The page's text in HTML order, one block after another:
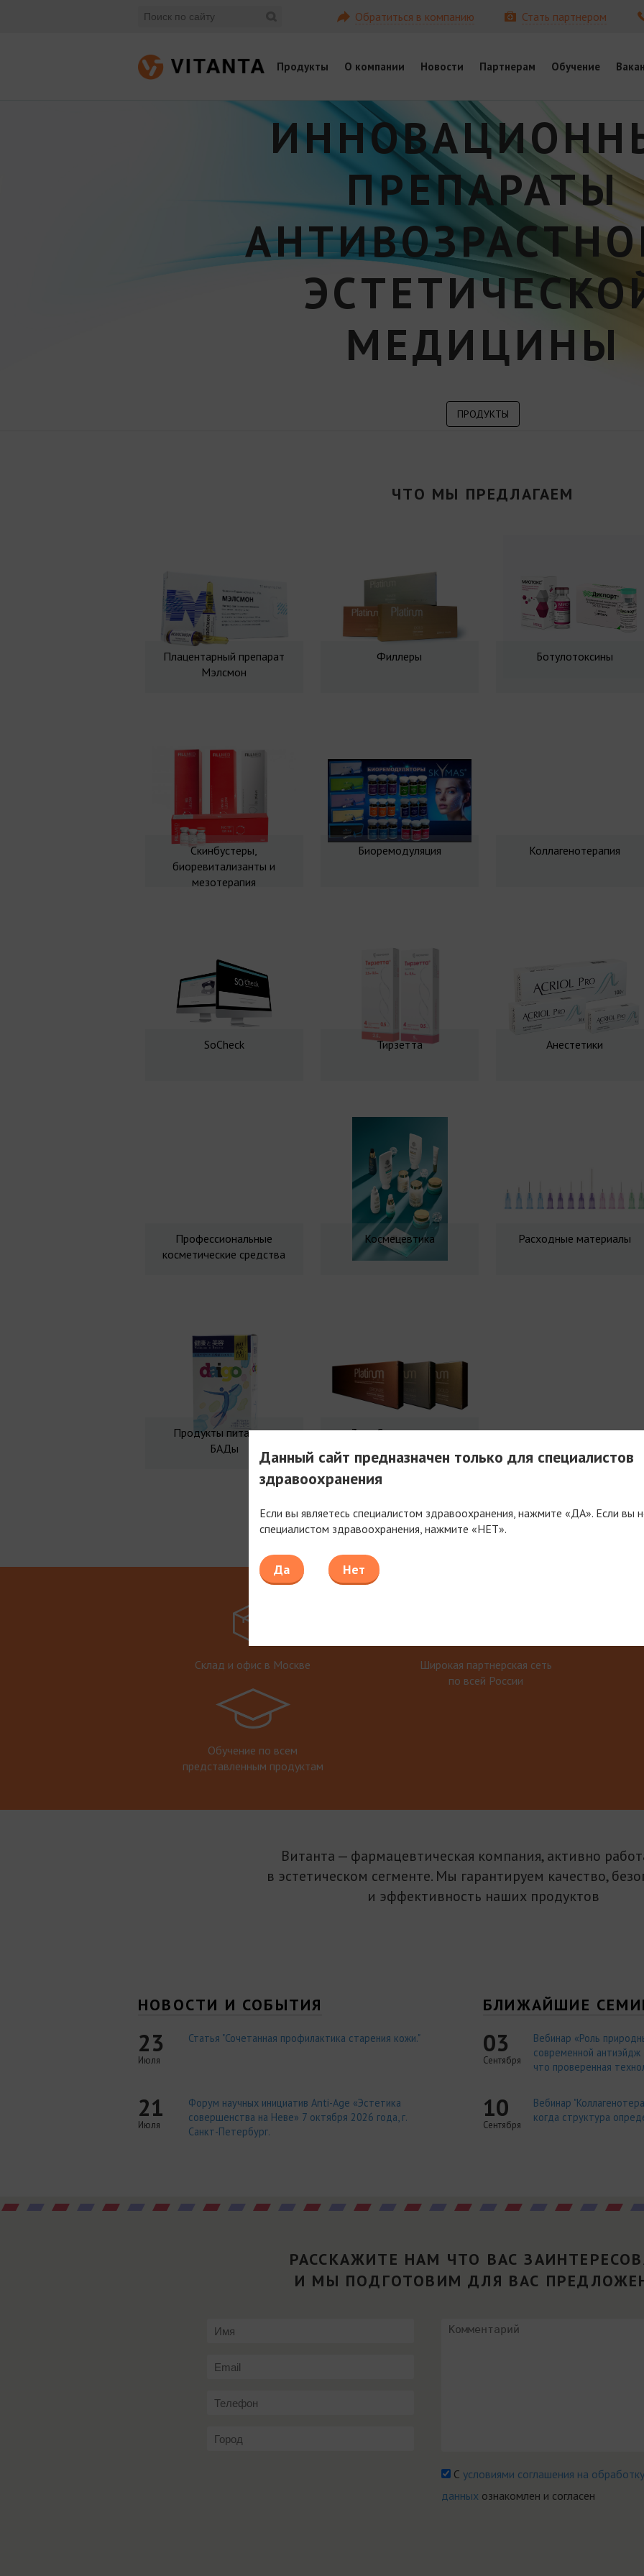
Обратиться в компанию Стать партнером
Продукты О компании Новости Партнерам Обучение
ПРЕПАРАТЫ
МЕДИЦИНЫ
ПРОДУКТЫ
ЧТО МЫ ПРЕДЛАГАЕМ
Плацентарный препарат
Мэлсмон
Филлеры Ботулотоксины
Скинбустеры,
биоревитализанты и
мезотерапия
Биоремодуляция Коллагенотерапия
SoCheck Тирзетта Анестетики
Профессиональные
косметические средства
Космецевтика Расходные материалы
Продукты питания и
БАДы
3 мл Совершенства
Мы работаем только с компаниями, имеющими
Склад и офис в Москве
Широкая партнерская сеть
по всей России
Обучение по всем
представленным продуктам
Витанта — фармацевтическая компания, активно
в эстетическом сегменте. Мы гарантируем качество,
и эффективность наших продуктов
НОВОСТИ И СОБЫТИЯ
23
Июля
Статья "Сочетанная профилактика старения кожи."
21
Июля
Форум научных инициатив Anti-Age «Эстетика
совершенства на Неве» 7 октября 2026 года, г.
Санкт-Петербург.
БЛИЖАЙШИЕ
03
Сентября
Вебинар «Роль
современной
что проверенная
10
Сентября
Вебинар
когда структура
РАССКАЖИТЕ НАМ ЧТО ВАС
И МЫ ПОДГОТОВИМ ДЛЯ ВАС
Сусловиями соглашения на
данных ознакомлен и согласен
Данный сайт предназначен только для специалистов
здравоохранения
Если вы являетесь специалистом здравоохранения, нажмите «ДА». Если вы
специалистом здравоохранения, нажмите «НЕТ».
Да Нет